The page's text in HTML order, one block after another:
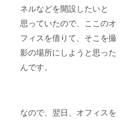
ネルなどを開設したいと
思っていたので、ここのオ
フィスを借りて、そこを撮
影の場所にしようと思った
んです。
なので、翌日、オフィスを